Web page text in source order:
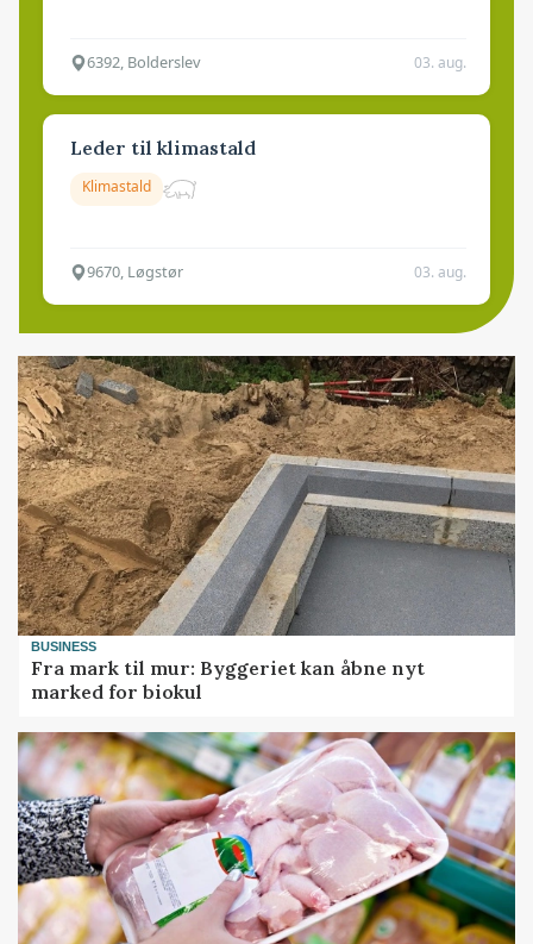
6392, Bolderslev 03. aug.
Leder til klimastald
Klimastald
9670, Løgstør 03. aug.
BUSINESS
Fra mark til mur: Byggeriet kan åbne nyt
marked for biokul